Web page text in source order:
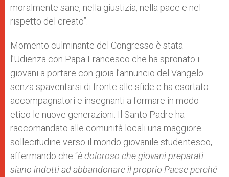
moralmente sane, nella giustizia, nella pace e nel
rispetto del creato”.
Momento culminante del Congresso è stata
l’Udienza con Papa Francesco che ha spronato i
giovani a portare con gioia l’annuncio del Vangelo
senza spaventarsi di fronte alle sfide e ha esortato
accompagnatori e insegnanti a formare in modo
etico le nuove generazioni. Il Santo Padre ha
raccomandato alle comunità locali una maggiore
sollecitudine verso il mondo giovanile studentesco,
affermando che “è doloroso che giovani preparati
siano indotti ad abbandonare il proprio Paese perché